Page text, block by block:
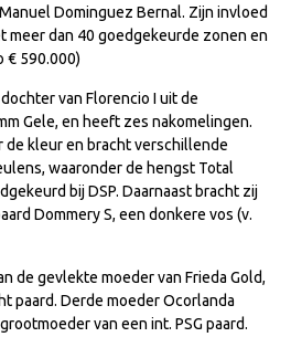
Dominguez Bernal. Zijn invloed
meer dan 40 goedgekeurde zonen en
€ 590.000)
van Florencio I uit de
Gele, en heeft zes nakomelingen.
de kleur en bracht verschillende
waaronder de hengst Total
bij DSP. Daarnaast bracht zij
Dommery S, een donkere vos (v.
de gevlekte moeder van Frieda Gold,
paard. Derde moeder Ocorlanda
van een int. PSG paard.